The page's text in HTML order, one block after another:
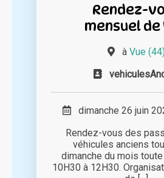
Rendez-
mensuel de
à Vue
dimanche 26 juin
Rendez-vous des
véhicules anciens
dimanche du mois toute
10H30 à 12H30.